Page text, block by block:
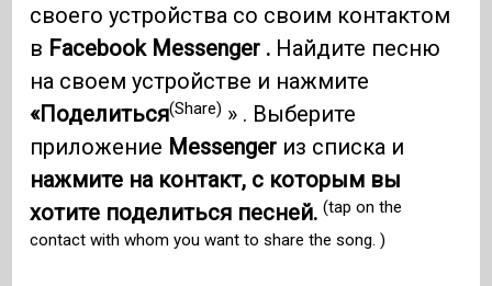
своего устройства со своим контактом
в Facebook Messenger . Найдите песню
на своем устройстве и нажмите
«Поделиться(Share) » . Выберите
приложение Messenger из списка и
нажмите на контакт, с которым вы
хотите поделиться песней.(tap on the
contact with whom you want to share the song. )